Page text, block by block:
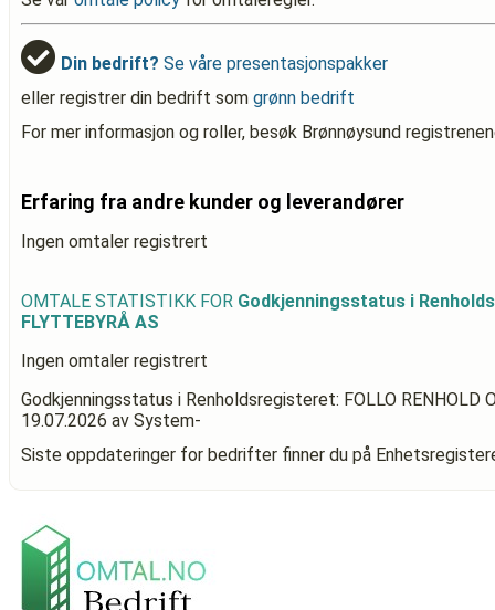
Din bedrift? Se våre presentasjonspakker
eller registrer din bedrift som grønn bedrift
For mer informasjon og roller, besøk Brønnøysund
Erfaring fra andre kunder og leverandører
Ingen omtaler registrert
OMTALE STATISTIKK FOR Godkjenningsstatus i
FLYTTEBYRÅ AS
Ingen omtaler registrert
Godkjenningsstatus i Renholdsregisteret: FOLLO RENHOLD
19.07.2026 av System-
Siste oppdateringer for bedrifter finner du på